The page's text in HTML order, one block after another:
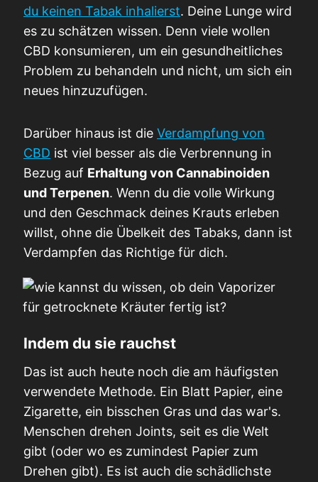
du keinen Tabak inhalierst. Deine Lunge wird
es zu schätzen wissen. Denn viele wollen
CBD konsumieren, um ein gesundheitliches
Problem zu behandeln und nicht, um sich ein
neues hinzuzufügen.
Darüber hinaus ist die Verdampfung von
CBD ist viel besser als die Verbrennung in
Bezug auf Erhaltung von Cannabinoiden
und Terpenen. Wenn du die volle Wirkung
und den Geschmack deines Krauts erleben
willst, ohne die Übelkeit des Tabaks, dann ist
Verdampfen das Richtige für dich.
Indem du sie rauchst
Das ist auch heute noch die am häufigsten
verwendete Methode. Ein Blatt Papier, eine
Zigarette, ein bisschen Gras und das war's.
Menschen drehen Joints, seit es die Welt
gibt (oder wo es zumindest Papier zum
Drehen gibt). Es ist auch die schädlichste